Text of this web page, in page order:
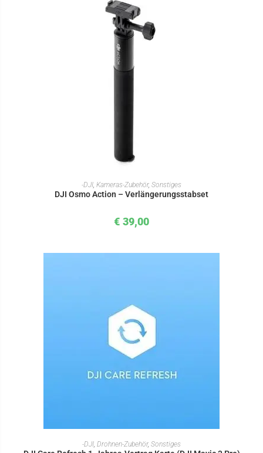
IN DEN WARENKORB
-DJI, Kameras-Zubehör, Sonstiges
DJI Osmo Action – Verlängerungsstabset
€ 39,00
IN DEN WARENKORB
-DJI, Drohnen-Zubehör, Sonstiges